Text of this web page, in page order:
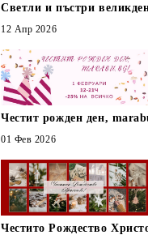
Светли и пъстри
12 Апр 2026
Честит рожден ден,
01 Фев 2026
Честито Рождество